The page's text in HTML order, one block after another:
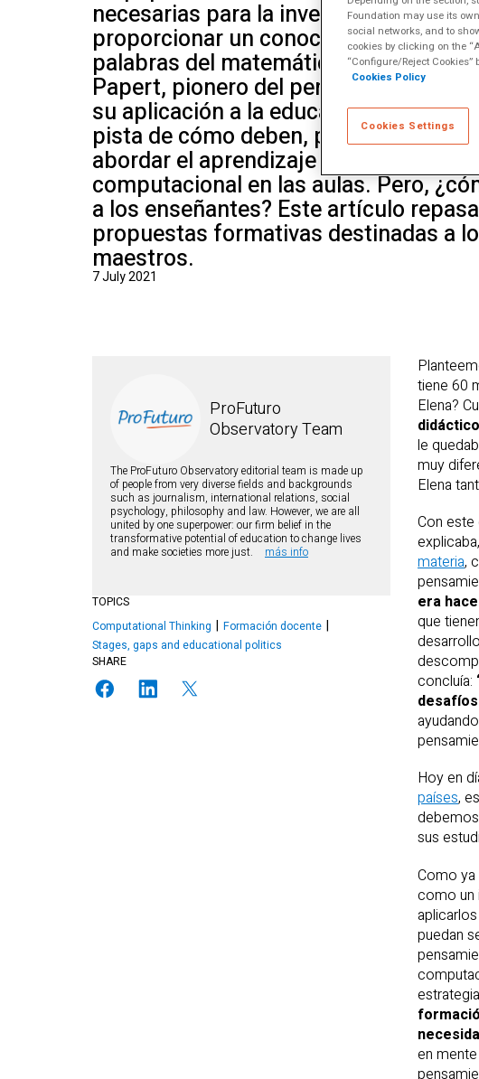
School of Multiple
necesarias para la invención, en lugar
proporcionar un conocimiento ya
palabras del matemático y educador
Papert, pionero del pensamiento
su aplicación a la educación, contienen
pista de cómo deben, profesoras y
abordar el aprendizaje del pensamiento
computacional en las aulas. Pero,
a los enseñantes? Este artículo
propuestas formativas destinadas a
maestros.
7 July 2021
ProFuturo
Observatory Team
The ProFuturo Observatory editorial team is made up
of people from very diverse fields and backgrounds
such as journalism, international relations, social
psychology, philosophy and law. However, we are all
united by one superpower: our firm belief in the
transformative potential of education to change lives
and make societies more just.
más info
TOPICS
Computational Thinking
Formación docente
Stages, gaps and educational politics
SHARE
tiene 60
Elena?
le
muy
Elena
Con este
explicaba,
materia,
era
que
concluía:
Hoy en
países,
sus
Como
como un
puedan
en
Foundation may use its
social networks, and to
cookies by clicking on the
“Configure/Reject
Cookies Policy
Cookies Settings